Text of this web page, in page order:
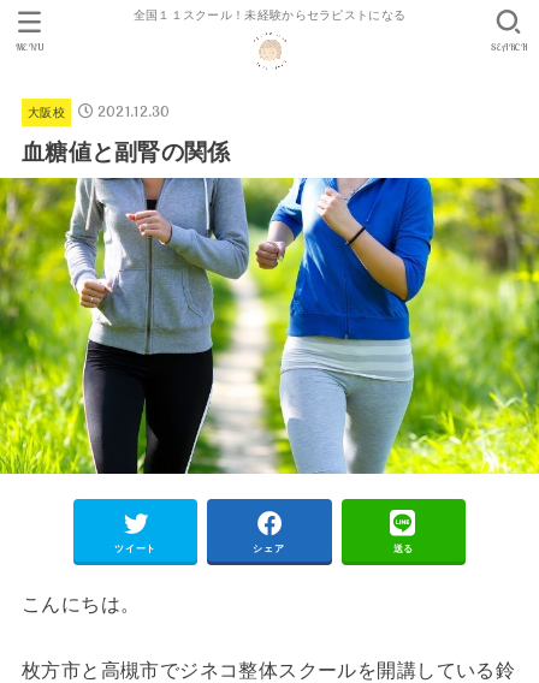
全国１１スクール！未経験からセラピストになる
SEARCH
MENU
大阪校 2021.12.30
血糖値と副腎の関係
ツイート シェア 送る
こんにちは。
枚方市と高槻市でジネコ整体スクールを開講している鈴